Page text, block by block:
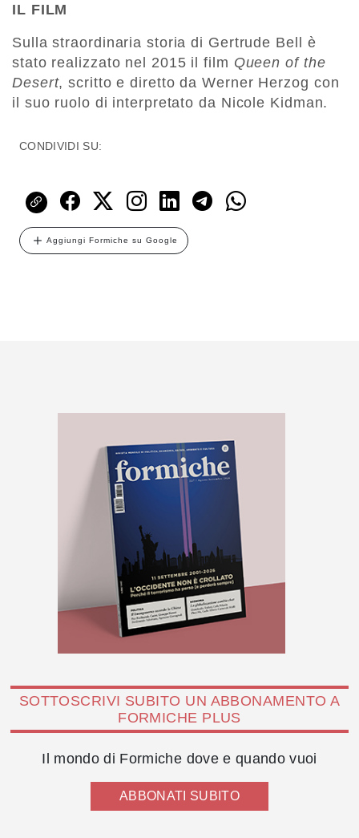
IL FILM
Sulla straordinaria storia di Gertrude Bell è
stato realizzato nel 2015 il film Queen of the
Desert, scritto e diretto da Werner Herzog con
il suo ruolo di interpretato da Nicole Kidman.
CONDIVIDI SU:
Aggiungi Formiche su Google
SOTTOSCRIVI SUBITO UN ABBONAMENTO A
FORMICHE PLUS
Il mondo di Formiche dove e quando vuoi
ABBONATI SUBITO